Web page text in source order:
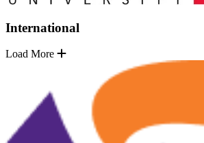
International
Load More